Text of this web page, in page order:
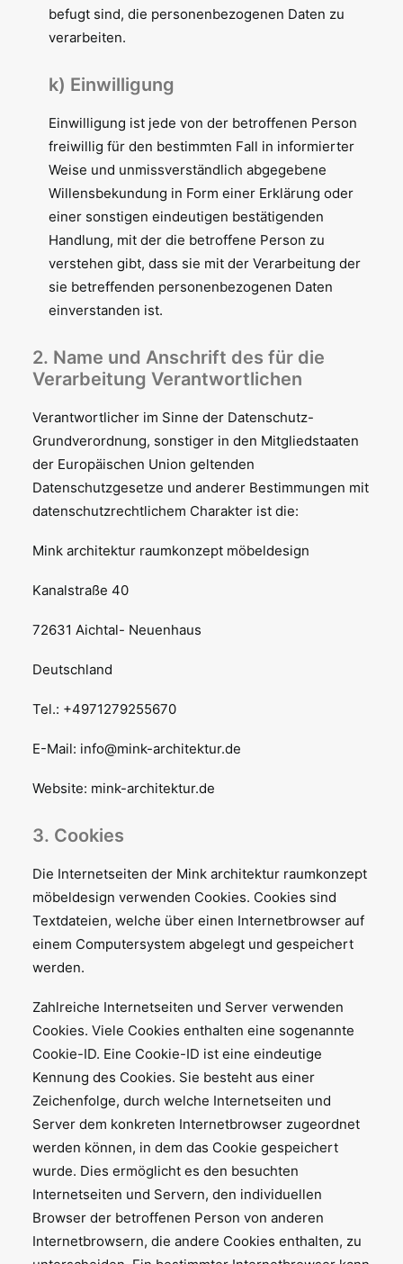
befugt sind, die personenbezogenen Daten zu
verarbeiten.
k) Einwilligung
Einwilligung ist jede von der betroffenen Person
freiwillig für den bestimmten Fall in informierter
Weise und unmissverständlich abgegebene
Willensbekundung in Form einer Erklärung oder
einer sonstigen eindeutigen bestätigenden
Handlung, mit der die betroffene Person zu
verstehen gibt, dass sie mit der Verarbeitung der
sie betreffenden personenbezogenen Daten
einverstanden ist.
2. Name und Anschrift des für die
Verarbeitung Verantwortlichen
Verantwortlicher im Sinne der Datenschutz-
Grundverordnung, sonstiger in den Mitgliedstaaten
der Europäischen Union geltenden
Datenschutzgesetze und anderer Bestimmungen mit
datenschutzrechtlichem Charakter ist die:
Mink architektur raumkonzept möbeldesign
Kanalstraße 40
72631 Aichtal- Neuenhaus
Deutschland
Tel.: +4971279255670
E-Mail: info@mink-architektur.de
Website: mink-architektur.de
3. Cookies
Die Internetseiten der Mink architektur raumkonzept
möbeldesign verwenden Cookies. Cookies sind
Textdateien, welche über einen Internetbrowser auf
einem Computersystem abgelegt und gespeichert
werden.
Zahlreiche Internetseiten und Server verwenden
Cookies. Viele Cookies enthalten eine sogenannte
Cookie-ID. Eine Cookie-ID ist eine eindeutige
Kennung des Cookies. Sie besteht aus einer
Zeichenfolge, durch welche Internetseiten und
Server dem konkreten Internetbrowser zugeordnet
werden können, in dem das Cookie gespeichert
wurde. Dies ermöglicht es den besuchten
Internetseiten und Servern, den individuellen
Browser der betroffenen Person von anderen
Internetbrowsern, die andere Cookies enthalten, zu